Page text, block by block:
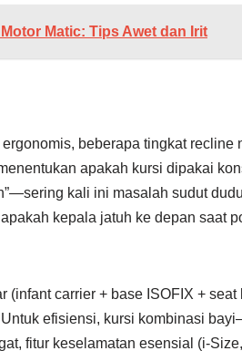
Matic: Tips Awet dan Irit
beberapa tingkat recline
apakah kursi dipakai
kali ini masalah sudut
kepala jatuh ke depan saat
carrier + base ISOFIX + seat
efisiensi, kursi kombinasi
fitur keselamatan esensial (i-